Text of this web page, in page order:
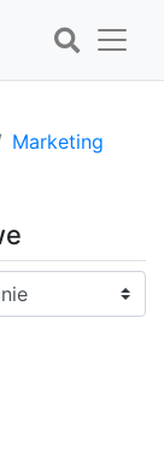
Marketing